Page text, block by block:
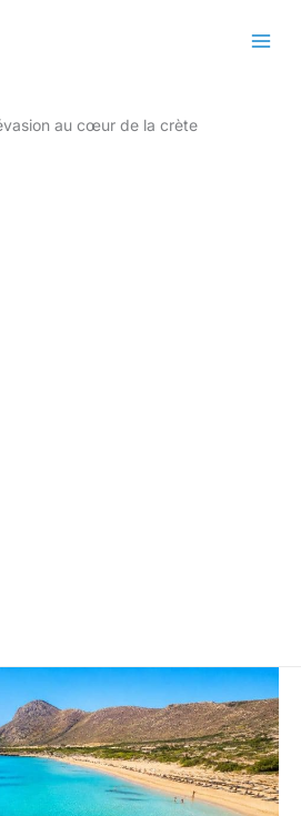
au cœur de la crète